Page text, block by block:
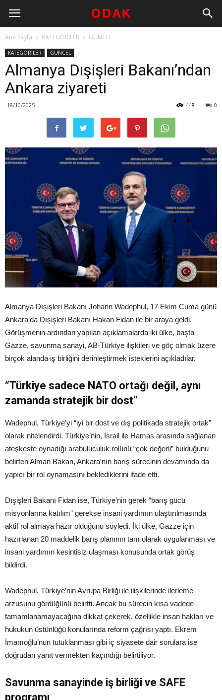
Ana Sayfa KATEGORİLER GÜNCEL
KATEGORİLER GÜNCEL
Almanya Dışişleri Bakanı’ndan
Ankara ziyareti
18/10/2025 0
448
Almanya Dışişleri Bakanı Johann Wadephul, 17 Ekim Cuma günü
Ankara’da Dışişleri Bakanı Hakan Fidan ile bir araya geldi.
Görüşmenin ardından yapılan açıklamalarda iki ülke, başta
Gazze, savunma sanayi, AB-Türkiye ilişkileri ve göç olmak üzere
birçok alanda iş birliğini derinleştirmek isteklerini açıkladılar.
“Türkiye sadece NATO ortağı değil, aynı
zamanda stratejik bir dost”
Wadephul, Türkiye’yi “iyi bir dost ve dış politikada stratejik ortak”
olarak nitelendirdi. Türkiye’nin, İsrail ile Hamas arasında sağlanan
ateşkeste oynadığı arabuluculuk rolünü “çok değerli” bulduğunu
belirten Alman Bakan, Ankara’nın barış sürecinin devamında da
yapıcı bir rol oynamasını beklediklerini ifade etti.
Dışişleri Bakanı Fidan ise, Türkiye’nin gerek “barış gücü
misyonlarına katılım” gerekse insani yardımın ulaştırılmasında
aktif rol almaya hazır olduğunu söyledi. İki ülke, Gazze için
hazırlanan 20 maddelik barış planının tam olarak uygulanması ve
insani yardımın kesintisiz ulaşması konusunda ortak görüş
bildirdi.
Wadephul, Türkiye’nin Avrupa Birliği ile ilişkilerinde ilerleme
arzusunu gördüğünü belirtti. Ancak bu sürecin kısa vadede
tamamlanamayacağına dikkat çekerek, özellikle insan hakları ve
hukukun üstünlüğü konularında reform çağrısı yaptı. Ekrem
İmamoğlu’nun tutuklanması gibi iç siyasete dair sorulara ise
doğrudan yanıt vermekten kaçındığı belirtiliyor.
Savunma sanayinde iş birliği ve SAFE
programı